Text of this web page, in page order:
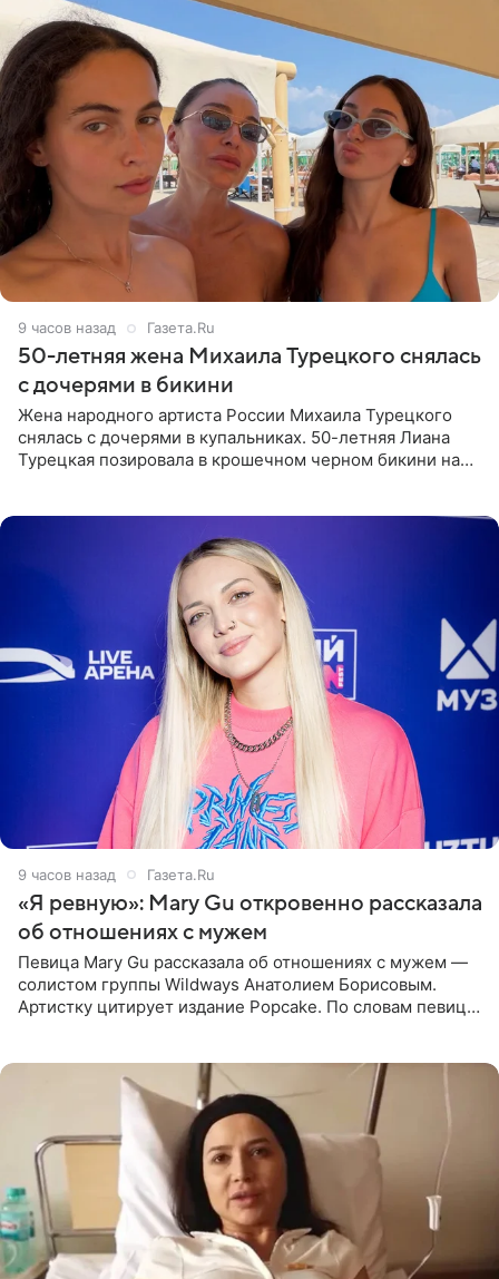
9 часов назад Газета.Ru
50-летняя жена Михаила Турецкого снялась
с дочерями в бикини
Жена народного артиста России Михаила Турецкого
снялась с дочерями в купальниках. 50-летняя Лиана
Турецкая позировала в крошечном черном бикини на
9 часов назад Газета.Ru
«Я ревную»: Mary Gu откровенно рассказала
об отношениях с мужем
Певица Mary Gu рассказала об отношениях с мужем —
солистом группы Wildways Анатолием Борисовым.
Артистку цитирует издание Popcake. По словам певицы,